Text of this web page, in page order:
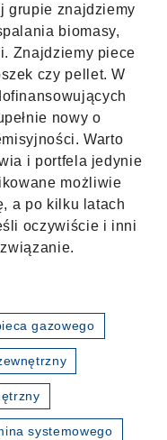
grupie znajdziemy
biomasy,
Znajdziemy piece
czy pellet. W
nowy o
Warto
i portfela jedynie
możliwie
a po kilku latach
oczywiście i inni
gazowego
systemowego